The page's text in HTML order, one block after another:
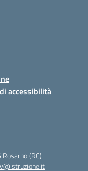
accessibilità
(RC)